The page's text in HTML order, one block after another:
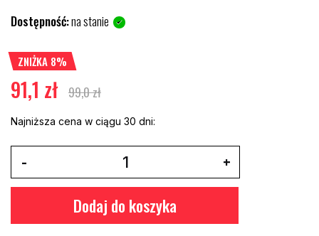
Dostępność:na stanie
ZNIŻKA 8%
91,1 zł 99,0 zł
Najniższa cena w ciągu 30 dni:
Dodaj do koszyka